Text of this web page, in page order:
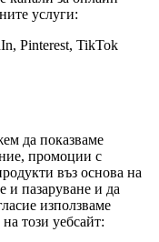
услуги:
Pinterest, TikTok
да показваме
промоции с
въз основа на
и пазаруване и да
използваме
този уебсайт: